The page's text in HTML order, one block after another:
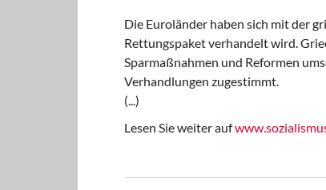
Die Euroländer haben sich mit der
Rettungspaket verhandelt wird.
Sparmaßnahmen und Reformen
Verhandlungen zugestimmt.
(...)
Lesen Sie weiter auf